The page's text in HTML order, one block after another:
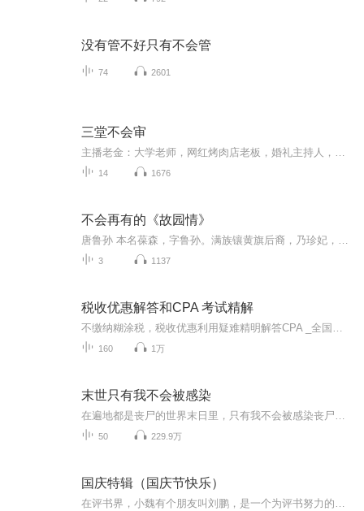
没有管不好只有不会管
74 2601
三堂不会审
14 1676
不会再有的《故园情》
3 1137
税收优惠解答和CPA 考试精解
160 1万
末世只有我不会被感染
50 229.9万
国庆特辑（国庆节快乐）